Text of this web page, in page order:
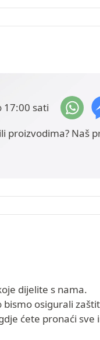
17:00 sati
proizvodima? Naš
dijelite s nama.
osigurali
ćete pronaći